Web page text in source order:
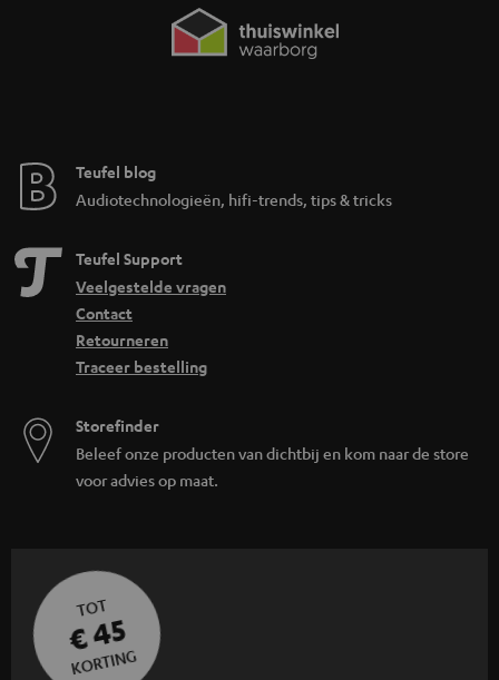
Teufel blog
Audiotechnologieën, hifi-trends, tips & tricks
Teufel Support
Veelgestelde vragen
Contact
Retourneren
Traceer bestelling
Storefinder
Beleef onze producten van dichtbij en kom naar de store
voor advies op maat.
TOT
€ 45
KORTING